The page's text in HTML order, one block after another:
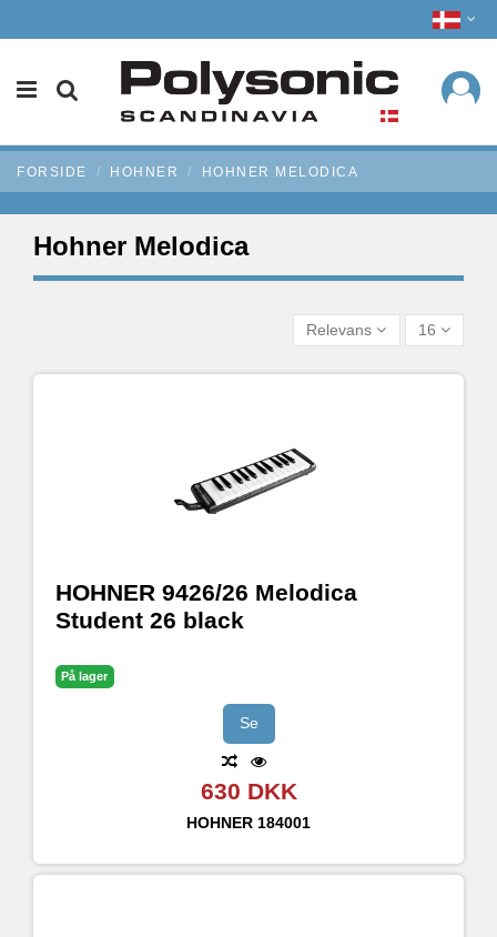
FORSIDE HOHNER HOHNER MELODICA
Hohner Melodica
Relevans 16
HOHNER 9426/26 Melodica
Student 26 black
På lager
Se
630 DKK
HOHNER 184001